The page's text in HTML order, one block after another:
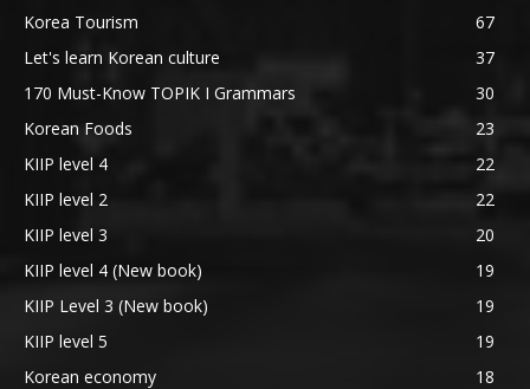
Korea Tourism
67
Let's learn Korean culture
37
170 Must-Know TOPIK I Grammars
30
Korean Foods
23
KIIP level 4
22
KIIP level 2
22
KIIP level 3
20
KIIP level 4 (New book)
19
KIIP Level 3 (New book)
19
KIIP level 5
19
Korean economy
18